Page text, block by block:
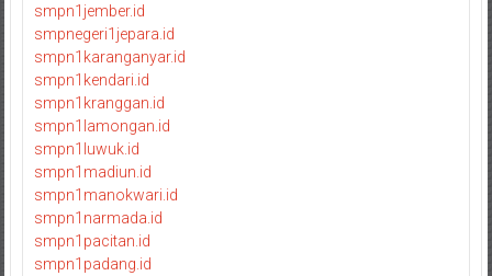
smpn1jember.id
smpnegeri1jepara.id
smpn1karanganyar.id
smpn1kendari.id
smpn1kranggan.id
smpn1lamongan.id
smpn1luwuk.id
smpn1madiun.id
smpn1manokwari.id
smpn1narmada.id
smpn1pacitan.id
smpn1padang.id